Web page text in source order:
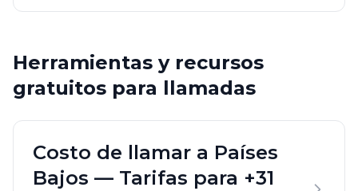
Herramientas y recursos
gratuitos para llamadas
Costo de llamar a Países
Bajos — Tarifas para +31